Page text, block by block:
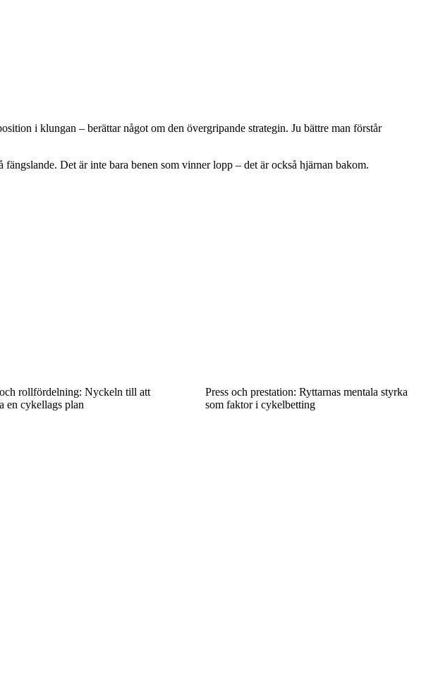
i klungan – berättar något om den övergripande strategin. Ju bättre man förstår
Det är inte bara benen som vinner lopp – det är också hjärnan bakom.
rollfördelning: Nyckeln till att
en cykellags plan
Press och prestation: Ryttarnas mentala styrka
som faktor i cykelbetting